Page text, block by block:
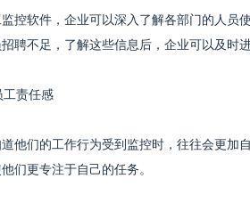
控软件，企业可以深入了解各部门的人员
聘不足，了解这些信息后，企业可以及时
工责任感
他们的工作行为受到监控时，往往会更加
们更专注于自己的任务。